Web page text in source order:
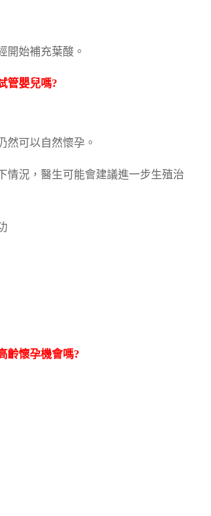
開始補充葉酸。
管嬰兒嗎?
然可以自然懷孕。
情況，醫生可能會建議進一步生殖治
齡懷孕機會嗎?